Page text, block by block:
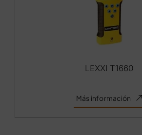
LEXXI T1660
Más información